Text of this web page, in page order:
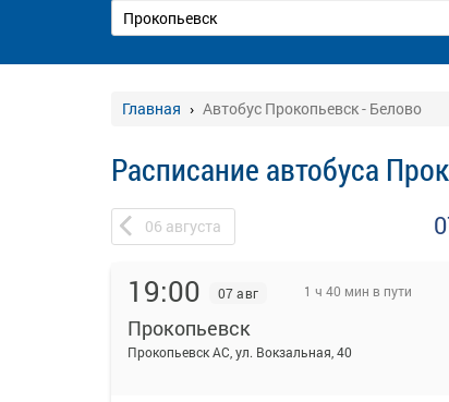
Главная Автобус Прокопьевск - Белово
Расписание автобуса
06 августа
19:00 07 авг 1 ч 40 мин в пути
Прокопьевск
Прокопьевск АС, ул. Вокзальная, 40